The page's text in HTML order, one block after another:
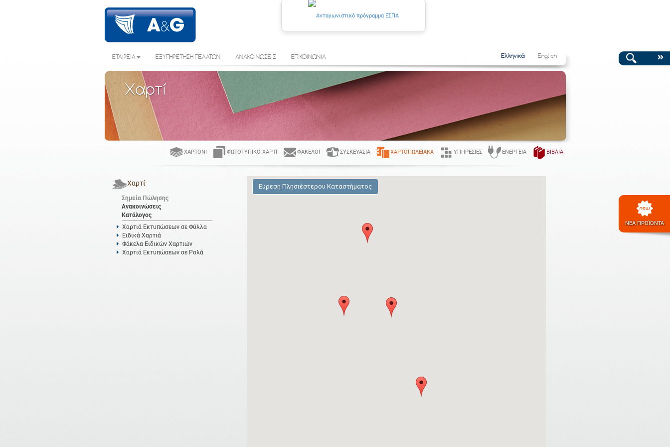
ΝΕΑ ΠΡΟΪΟΝΤΑ
ΕΤΑΙΡΕΙΑ ΕΞΥΠΗΡΕΤΗΣΗ ΠΕΛΑΤΩΝ ΑΝΑΚΟΙΝΩΣΕΙΣ ΕΠΙΚΟΙΝΩΝΙΑ Ελληνικά English
Χαρτί
ΧΑΡΤΌΝΙ ΦΩΤΟΤΥΠΙΚΌ ΧΑΡΤΊ ΦΆΚΕΛΟΙ ΣΥΣΚΕΥΑΣΊΑ ΧΑΡΤΟΠΩΛΕΙΑΚΆ ΥΠΗΡΕΣΊΕΣ ΕΝΈΡΓΕΙΑ ΒΙΒΛΊΑ
Χαρτί
Σημεία Πώλησης
Ανακοινώσεις
Κατάλογος
Χαρτιά Εκτυπώσεων σε Φύλλα
Ειδικά Χαρτιά
Φάκελα Ειδικών Χαρτιών
Χαρτιά Εκτυπώσεων σε Ρολά
Εύρεση Πλησιέστερου Καταστήματος